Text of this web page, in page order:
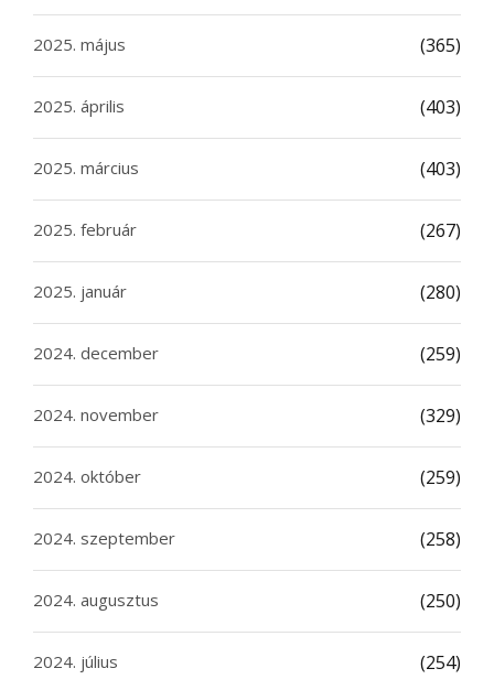
2025. május (365)
2025. április (403)
2025. március (403)
2025. február (267)
2025. január (280)
2024. december (259)
2024. november (329)
2024. október (259)
2024. szeptember (258)
2024. augusztus (250)
2024. július (254)